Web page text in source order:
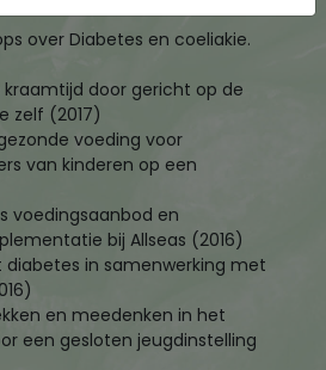
over Diabetes en coeliakie.
kraamtijd door gericht op de
zelf (2017)
voeding voor
van kinderen op een
voedingsaanbod en
bij Allseas (2016)
diabetes in samenwerking met
en meedenken in het
een gesloten jeugdinstelling